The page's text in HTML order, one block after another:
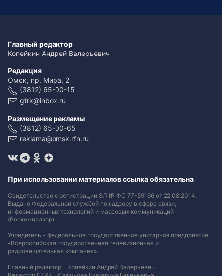
Главный редактор
Копейкин Андрей Валерьевич
Редакция
Омск, пр. Мира, 2
(3812) 65-00-15
gtrk@inbox.ru
Размещение рекламы
(3812) 65-00-65
reklama@omsk.rfn.ru
При использовании материалов ссылка обязательна
Свидетельство о регистрации ЭЛ № ФС 77-59166 от 22.08.2014.
Выдано Федеральной службой по надзору в сфере связи,
информационных технологий и массовых коммуникаций
(Роскомнадзор).
Учредитель - федеральное государственное унитарное предприятие
«Всероссийская государственная телевизионная и
радиовещательная компания».
Главный редактор - Копейкин Андрей Валерьевич.